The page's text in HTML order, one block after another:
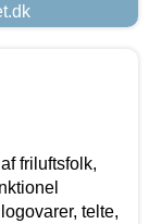
friluftsfolk,
telte,